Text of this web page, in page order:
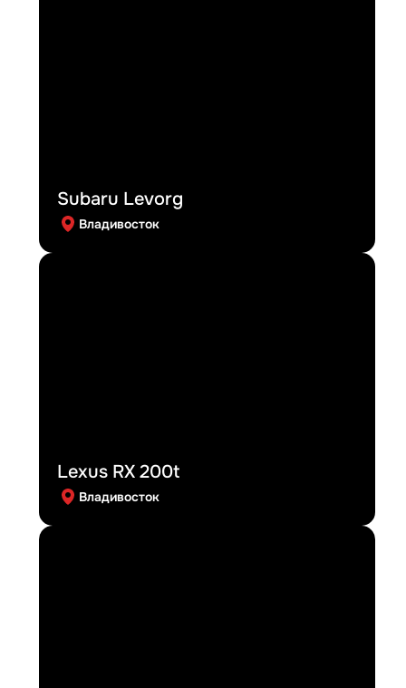
Subaru Levorg
Владивосток
Lexus RX 200t
Владивосток